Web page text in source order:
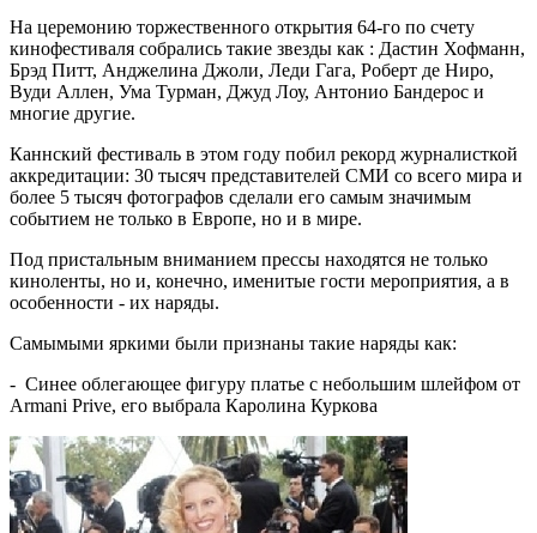
На церемонию торжественного открытия 64-го по счету
кинофестиваля собрались такие звезды как : Дастин Хофманн,
Брэд Питт, Анджелина Джоли, Леди Гага, Роберт де Ниро,
Вуди Аллен, Ума Турман, Джуд Лоу, Антонио Бандерос и
многие другие.
Каннский фестиваль в этом году побил рекорд журналисткой
аккредитации: 30 тысяч представителей СМИ со всего мира и
более 5 тысяч фотографов сделали его самым значимым
событием не только в Европе, но и в мире.
Под пристальным вниманием прессы находятся не только
киноленты, но и, конечно, именитые гости мероприятия, а в
особенности - их наряды.
Самымыми яркими были признаны такие наряды как:
- Синее облегающее фигуру платье с небольшим шлейфом от
Armani Prive, его выбрала Каролина Куркова